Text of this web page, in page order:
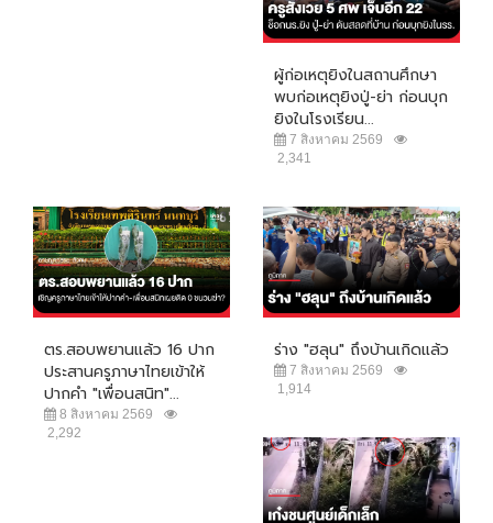
ผู้ก่อเหตุยิงในสถานศึกษา
พบก่อเหตุยิงปู่-ย่า ก่อนบุก
ยิงในโรงเรียน...
7 สิงหาคม 2569
2,341
ตร.สอบพยานแล้ว 16 ปาก
ประสานครูภาษาไทยเข้าให้
ปากคำ "เพื่อนสนิท"...
8 สิงหาคม 2569
2,292
ร่าง "ฮลุน" ถึงบ้านเกิดแล้ว
7 สิงหาคม 2569
1,914